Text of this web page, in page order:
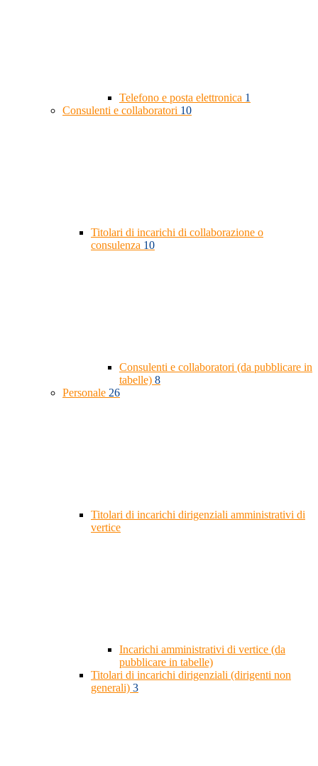
Telefono e posta elettronica 1
Consulenti e collaboratori 10
Titolari di incarichi di collaborazione o
consulenza 10
Consulenti e collaboratori (da pubblicare in
tabelle) 8
Personale 26
Titolari di incarichi dirigenziali amministrativi di
vertice
Incarichi amministrativi di vertice (da
pubblicare in tabelle)
Titolari di incarichi dirigenziali (dirigenti non
generali) 3